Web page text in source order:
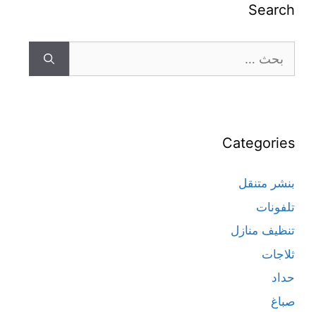
Search
Categories
بنشر متنقل
تلفونات
تنظيف منازل
ثلاجات
حداد
صباغ